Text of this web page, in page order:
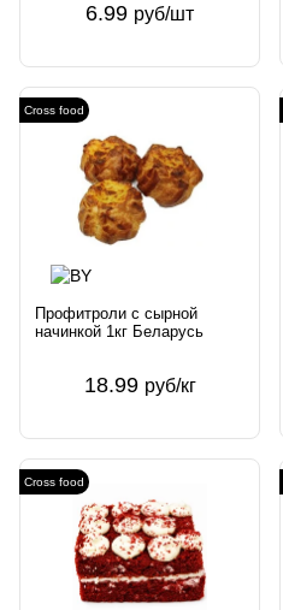
6.99 руб/шт
Cross food
Профитроли с сырной
начинкой 1кг Беларусь
18.99 руб/кг
Cross food